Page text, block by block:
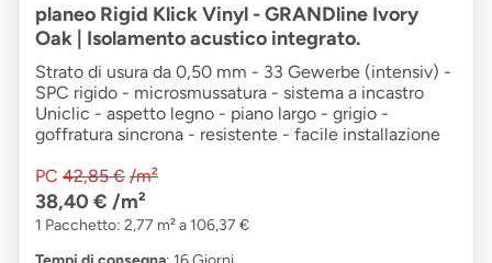
planeo Rigid Klick Vinyl - GRANDline Ivory
Oak | Isolamento acustico integrato.
Strato di usura da 0,50 mm - 33 Gewerbe (intensiv) -
SPC rigido - microsmussatura - sistema a incastro
Uniclic - aspetto legno - piano largo - grigio -
goffratura sincrona - resistente - facile installazione
PC 42,85 € /m²
38,40 € /m²
1 Pacchetto: 2,77 m² a 106,37 €